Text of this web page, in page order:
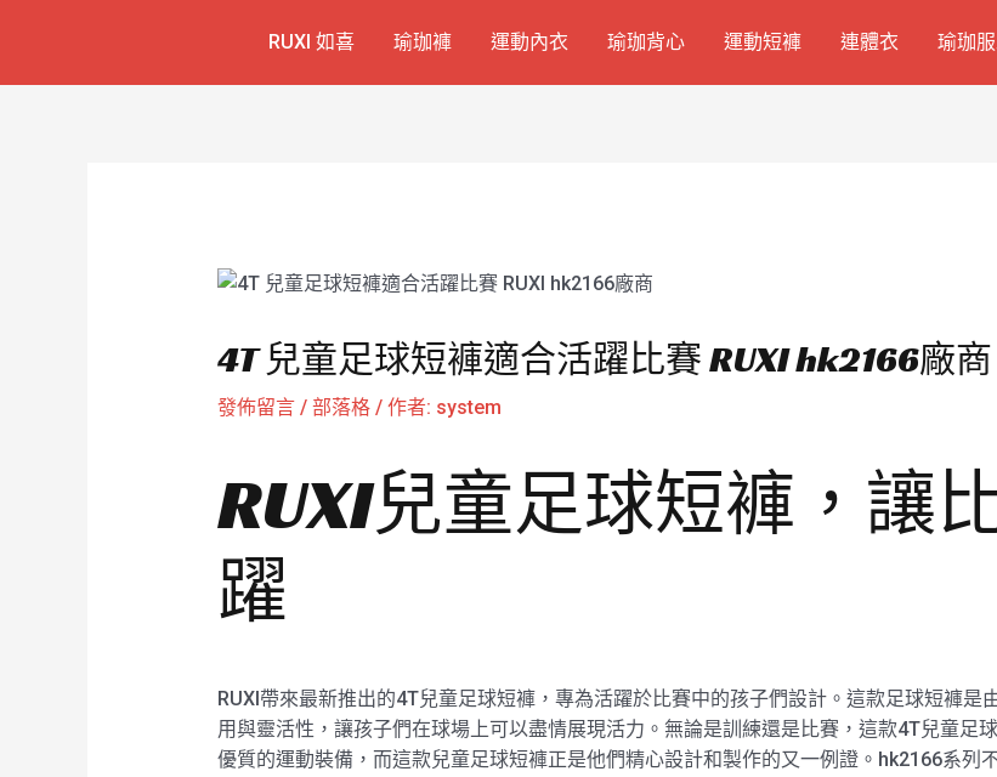
RUXI 如喜 瑜珈褲 運動內衣 瑜珈背心 運動短褲 連體衣 瑜珈
4T 兒童足球短褲適合活躍比賽 RUXI hk2166廠商
發佈留言 / 部落格/ 作者: system
RUXI兒童足球短褲，讓
躍
RUXI帶來最新推出的4T兒童足球短褲，專為活躍於比賽中的孩子們設計。這款足球短褲是
用與靈活性，讓孩子們在球場上可以盡情展現活力。無論是訓練還是比賽，這款4T兒童足
優質的運動裝備，而這款兒童足球短褲正是他們精心設計和製作的又一例證。hk2166系列